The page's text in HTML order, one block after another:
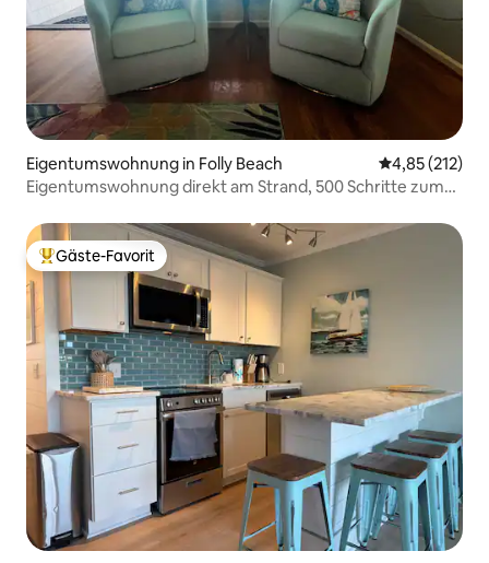
Eigentumswohnung in Folly Beach
4,85 (212)
Eigentumswohnung direkt am Strand, 500 Schritte zum
Beliebter Gäste-Favorit.
Gäste-Favorit